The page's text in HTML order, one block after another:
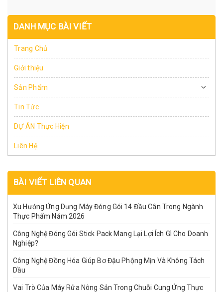
DANH MỤC BÀI VIẾT
Trang Chủ
Giới thiệu
Sản Phẩm
Tin Tức
DỰ ÁN Thực Hiện
Liên Hệ
BÀI VIẾT LIÊN QUAN
Xu Hướng Ứng Dụng Máy Đóng Gói 14 Đầu Cân Trong Ngành
Thực Phẩm Năm 2026
Công Nghệ Đóng Gói Stick Pack Mang Lại Lợi Ích Gì Cho Doanh
Nghiệp?
Công Nghệ Đồng Hóa Giúp Bơ Đậu Phộng Mịn Và Không Tách
Dầu
Vai Trò Của Máy Rửa Nông Sản Trong Chuỗi Cung Ứng Thực